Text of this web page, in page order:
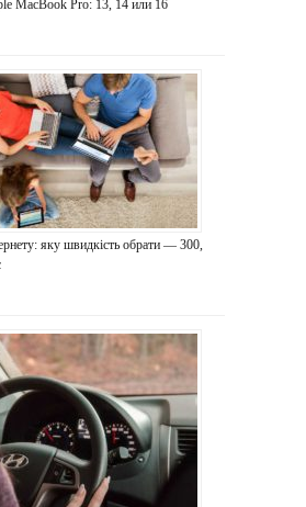
MacBook Pro: 13, 14 или 16
яку швидкість обрати — 300,